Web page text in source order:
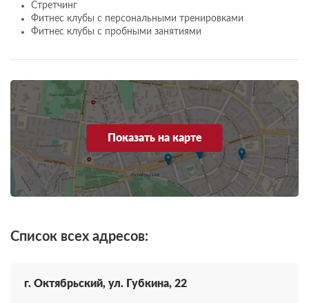
Стретчинг
Фитнес клубы с персональными тренировками
Фитнес клубы с пробными занятиями
Показать на карте
Список всех адресов:
г. Октябрьский, ул. Губкина, 22